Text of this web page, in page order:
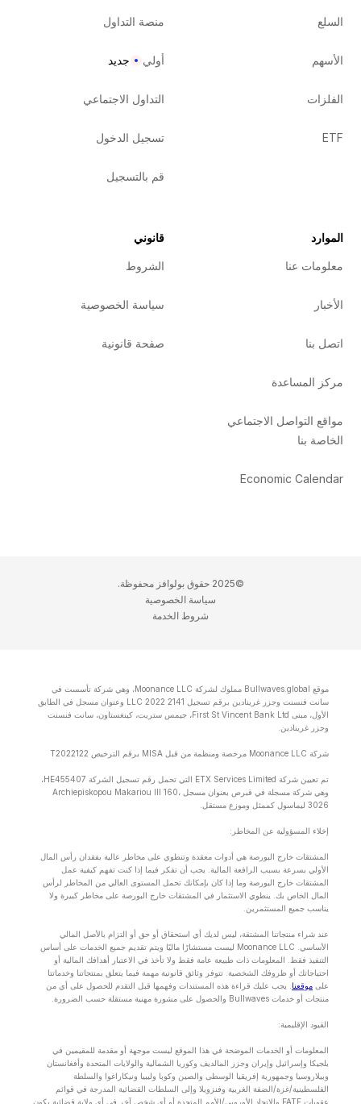
السلع
الأسهم
الفلزات
ETF
منصة التداول
أولي جديد
التداول الاجتماعي
تسجيل الدخول
قم بالتسجيل
الموارد
معلومات عنا
الأخبار
اتصل بنا
مركز المساعدة
مواقع التواصل الاجتماعي
الخاصة بنا
Economic Calendar
قانوني
الشروط
سياسة الخصوصية
صفحة قانونية
©2025 حقوق بولوافز محفوظة.
سياسة الخصوصية
شروط الخدمة
موقع Bullwaves.global مملوك لشركة Moonance LLC، وهي شركة تأسست في
سانت فنسنت وجزر غرينادين برقم تسجيل 2141 LLC 2022 وعنوان مسجل في الطابق
الأول، مبنى First St Vincent Bank Ltd، جيمس ستريت، كينغستاون، سانت فنسنت
وجزر غرينادين.
شركة Moonance LLC مرخصة ومنظمة من قبل MISA برقم الترخيص T2022122
تم تعيين شركة ETX Services Limited التي تحمل رقم تسجيل الشركة HE455407،
وهي شركة مسجلة في قبرص بعنوان مسجل Archiepiskopou Makariou lll 160،
3026 ليماسول كممثل وموزع مستقل.
إخلاء المسؤولية عن المخاطر:
المشتقات خارج البورصة هي أدوات معقدة وتنطوي على مخاطر عالية بفقدان رأس المال
الأولي بسرعة بسبب الرافعة المالية. يجب أن تفكر فيما إذا كنت تفهم كيفية عمل
المشتقات خارج البورصة وما إذا كان بإمكانك تحمل المستوى العالي من المخاطر لرأس
المال الخاص بك. ينطوي الاستثمار في المشتقات خارج البورصة على مخاطر كبيرة ولا
يناسب جميع المستثمرين.
عند شراء منتجاتنا المشتقة، ليس لديك أي استحقاق أو حق أو التزام بالأصل المالي
الأساسي. Moonance LLC ليست مستشارًا ماليًا ويتم تقديم جميع الخدمات على أساس
التنفيذ فقط. المعلومات ذات طبيعة عامة فقط ولا تأخذ في الاعتبار أهدافك المالية أو
احتياجاتك أو ظروفك الشخصية. تتوفر وثائق قانونية مهمة فيما يتعلق بمنتجاتنا وخدماتنا
على موقعنا . يجب عليك قراءة هذه المستندات وفهمها قبل التقدم للحصول على أي من
منتجات أو خدمات Bullwaves والحصول على مشورة مهنية مستقلة حسب الضرورة.
القيود الإقليمية:
المعلومات أو الخدمات الموضحة في هذا الموقع ليست موجهة أو مقدمة للمقيمين في
بلجيكا وإسرائيل وإيران وجزر المالديف وكوريا الشمالية والولايات المتحدة وأفغانستان
وبيلاروسيا وجمهورية إفريقيا الوسطى والصين وكوبا وليبيا ونيكاراغوا والسلطة
الفلسطينية/غزة/الضفة الغربية وفنزويلا وإلى السلطات القضائية المدرجة في قوائم
عقوبات FATF والاتحاد الأوروبي/الأمم المتحدة أو أي شخص آخر في أي ولاية قضائية يكون